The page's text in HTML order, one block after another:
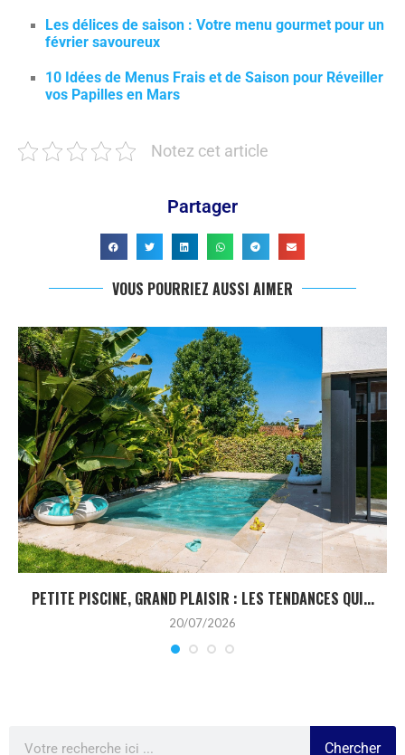
Les délices de saison : Votre menu gourmet pour un
février savoureux
10 Idées de Menus Frais et de Saison pour Réveiller
vos Papilles en Mars
Notez cet article
Partager
VOUS POURRIEZ AUSSI AIMER
PETITE PISCINE, GRAND PLAISIR : LES TENDANCES QUI...
20/07/2026
Chercher